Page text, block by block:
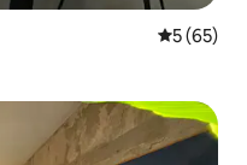
평점 5점(5
5 (65)